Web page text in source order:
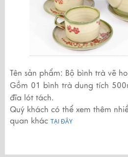
Tên sản phẩm: Bộ bình trà vẽ
Gồm 01 bình trà dung tích
đĩa lót tách.
Quý khách có thể xem thêm
quan khác TẠI ĐÂY